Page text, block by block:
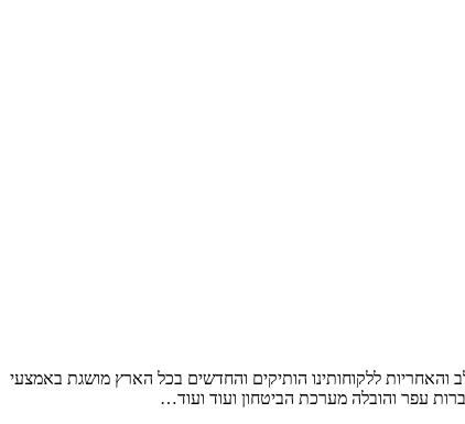
מכל הלב והאחריות ללקוחותינו הותיקים והחדשים בכל הארץ מושגת באמצעי
עפר והובלה מערכת הביטחון ועוד ועוד…